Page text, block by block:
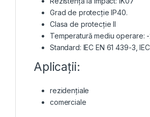
Grad de protecție IP40.
Clasa de protecție II
Temperatură mediu operare:
Standard: IEC EN 61 439-3,
Aplicații:
rezidențiale
comerciale